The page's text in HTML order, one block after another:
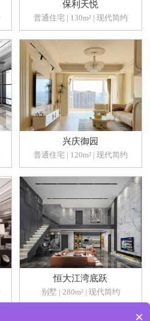
保利天悦
普通住宅 | 130m² | 现代简约
兴庆御园
普通住宅 | 120m² | 现代简约
恒大江湾底跃
别墅 | 280m² | 现代简约
×